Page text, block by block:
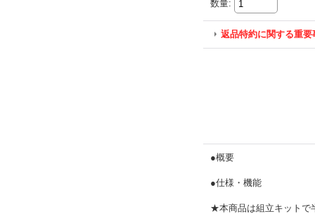
数量:
返品特約に関する重要
●概要
●仕様・機能
★本商品は組立キットで